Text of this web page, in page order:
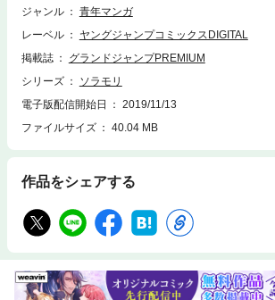
ジャンル
青年マンガ
レーベル
ヤングジャンプコミックスDIGITAL
掲載誌
グランドジャンプPREMIUM
シリーズ
ソラモリ
電子版配信開始日
2019/11/13
ファイルサイズ
40.04 MB
作品をシェアする